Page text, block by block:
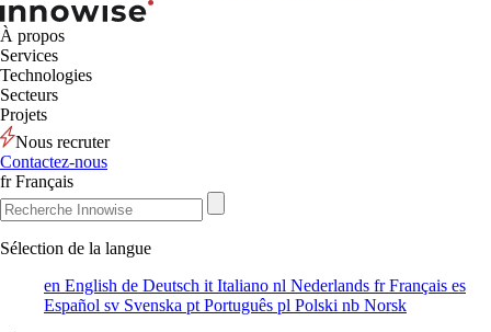
À propos
Services
Technologies
Secteurs
Projets
Nous recruter
Contactez-nous
fr Français
Sélection de la langue
en English de Deutsch it Italiano nl Nederlands frFrançais es
Español sv Svenska pt Português pl Polski nb Norsk